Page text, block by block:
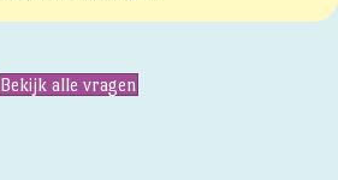
Bekijk alle vragen